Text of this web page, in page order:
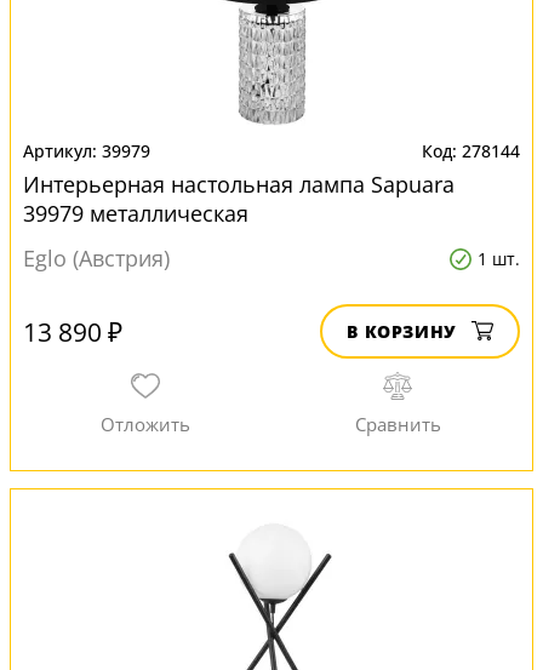
39979 278144
Интерьерная настольная лампа Sapuara
39979 металлическая
Eglo (Австрия)
1 шт.
13 890 ₽ В КОРЗИНУ